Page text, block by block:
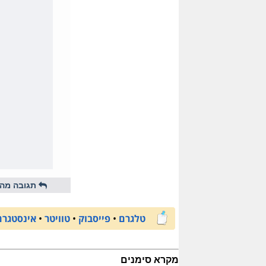
תגובה
טלגרם • פייסבוק • טוויטר •
מקרא סימנים